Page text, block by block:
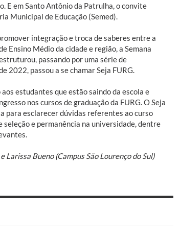
E em Santo Antônio da Patrulha, o convite
Municipal de Educação (Semed).
integração e troca de saberes entre a
Ensino Médio da cidade e região, a Semana
passando por uma série de
2022, passou a se chamar Seja FURG.
estudantes que estão saindo da escola e
nos cursos de graduação da FURG. O Seja
para esclarecer dúvidas referentes ao curso
seleção e permanência na universidade, dentre
Bueno (Campus São Lourenço do Sul)